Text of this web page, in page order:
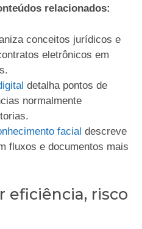
relacionados:
conceitos jurídicos e
eletrônicos em
detalha pontos de
normalmente
facial descreve
fluxos e documentos mais
eficiência, risco